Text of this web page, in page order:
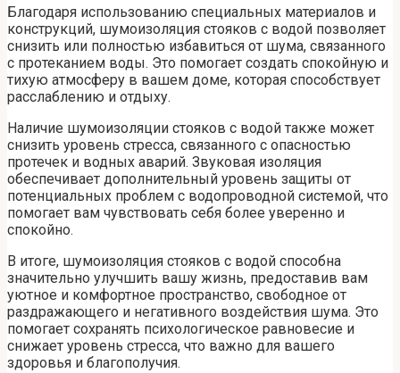
Благодаря использованию специальных материалов и
конструкций, шумоизоляция стояков с водой позволяет
снизить или полностью избавиться от шума, связанного
с протеканием воды. Это помогает создать спокойную и
тихую атмосферу в вашем доме, которая способствует
расслаблению и отдыху.
Наличие шумоизоляции стояков с водой также может
снизить уровень стресса, связанного с опасностью
протечек и водных аварий. Звуковая изоляция
обеспечивает дополнительный уровень защиты от
потенциальных проблем с водопроводной системой, что
помогает вам чувствовать себя более уверенно и
спокойно.
В итоге, шумоизоляция стояков с водой способна
значительно улучшить вашу жизнь, предоставив вам
уютное и комфортное пространство, свободное от
раздражающего и негативного воздействия шума. Это
помогает сохранять психологическое равновесие и
снижает уровень стресса, что важно для вашего
здоровья и благополучия.